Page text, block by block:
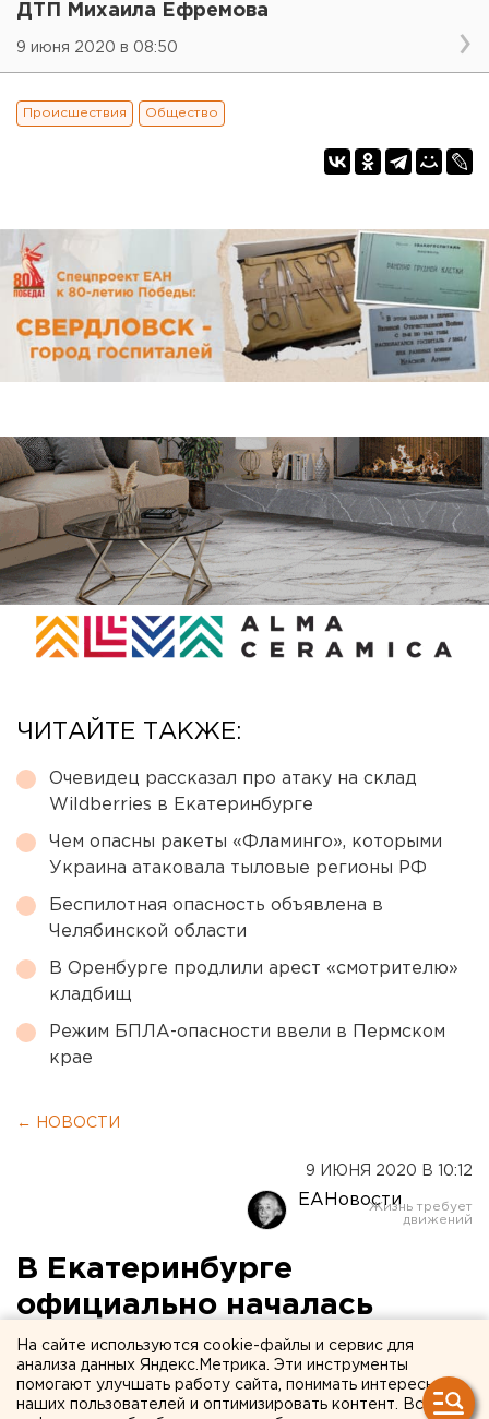
ДТП Михаила Ефремова
9 июня 2020 в 08:50
Происшествия Общество
ЧИТАЙТЕ ТАКЖЕ:
Очевидец рассказал про атаку на склад
Wildberries в Екатеринбурге
Чем опасны ракеты «Фламинго», которыми
Украина атаковала тыловые регионы РФ
Беспилотная опасность объявлена в
Челябинской области
В Оренбурге продлили арест «смотрителю»
кладбищ
Режим БПЛА-опасности ввели в Пермском
крае
← НОВОСТИ
9 ИЮНЯ 2020 В 10:12
ЕАНовости
В Екатеринбурге
официально началась
подготовка к голосованию
по Конституции
На сайте используются cookie-файлы и сервис для
анализа данных Яндекс.Метрика. Эти инструменты
помогают улучшать работу сайта, понимать интересы
наших пользователей и оптимизировать контент. Вся